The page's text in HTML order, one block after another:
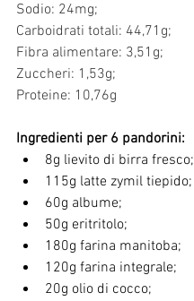
Sodio: 24mg;
Carboidrati totali: 44,71g;
Fibra alimentare: 3,51g;
Zuccheri: 1,53g;
Proteine: 10,76g
Ingredienti per 6 pandorini:
8g lievito di birra fresco;
115g latte zymil tiepido;
60g albume;
50g eritritolo;
180g farina manitoba;
120g farina integrale;
20g olio di cocco;